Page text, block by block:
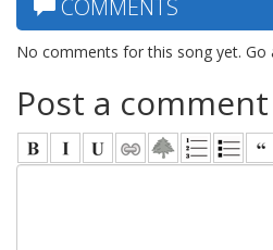
COMMENTS
No comments for this song yet. Go
Post a comment